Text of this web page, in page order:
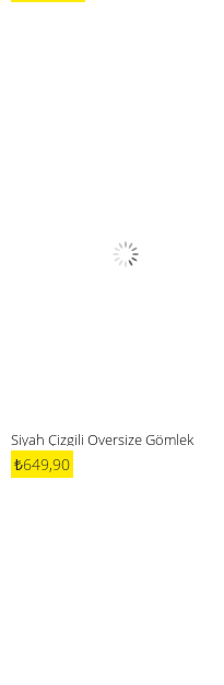
Siyah Çizgili Oversize Gömlek
₺649,90